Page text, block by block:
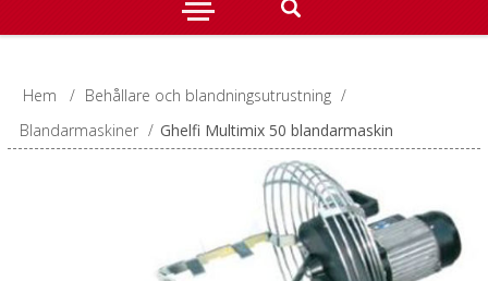
Hem / Behållare och blandningsutrustning /
Blandarmaskiner / Ghelfi Multimix 50 blandarmaskin